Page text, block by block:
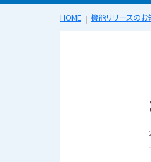
HOME 機能リリースのお